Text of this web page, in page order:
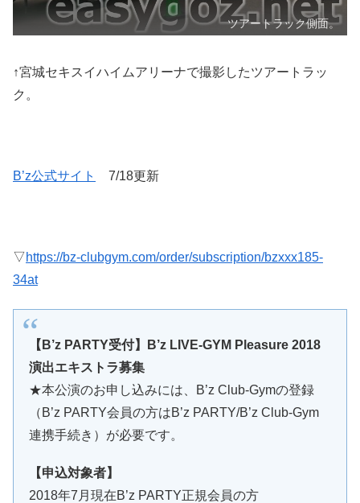
ツアートラック側面。
↑宮城セキスイハイムアリーナで撮影したツアートラッ
ク。
B’z公式サイト 7/18更新
▽https://bz-clubgym.com/order/subscription/bzxxx185-
34at
【B’z PARTY受付】B’z LIVE-GYM Pleasure 2018
演出エキストラ募集
★本公演のお申し込みには、B’z Club-Gymの登録
（B’z PARTY会員の方はB’z PARTY/B’z Club-Gym
連携手続き）が必要です。
【申込対象者】
2018年7月現在B’z PARTY正規会員の方